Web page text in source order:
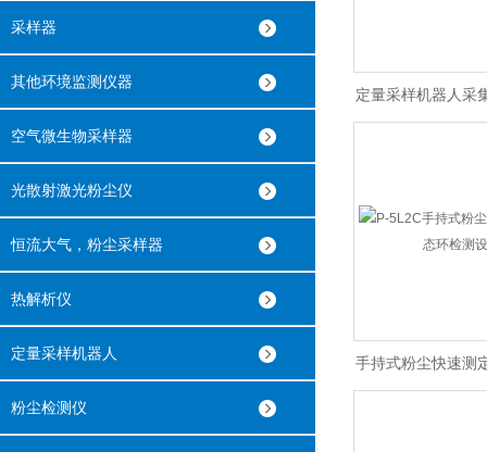
采样器
其他环境监测仪器
空气微生物采样器
光散射激光粉尘仪
恒流大气，粉尘采样器
热解析仪
定量采样机器人
粉尘检测仪
定量采样机器人采
手持式粉尘快速测